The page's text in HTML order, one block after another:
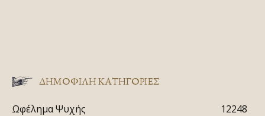
ΔΗΜΟΦΙΛΗ ΚΑΤΗΓΟΡΙΕΣ
Ωφέλημα Ψυχής
12248